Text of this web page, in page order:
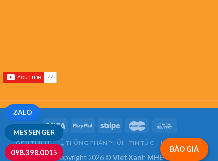
MESSENGER
ZALO
098.398.0015 BÁO GIÁ
GIỚI THIỆU HỆ THỐNG PHÂN PHỐI TIN TỨC LIÊN HỆ
Copyright 2026 © Viet Xanh MHE